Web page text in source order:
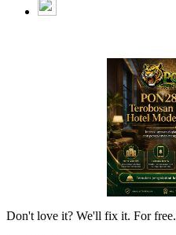
Don't love it? We'll fix it. For free.